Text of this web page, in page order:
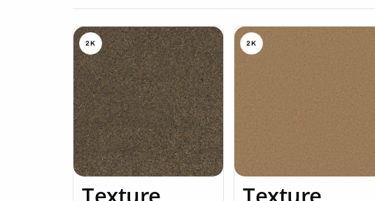
2K 2K